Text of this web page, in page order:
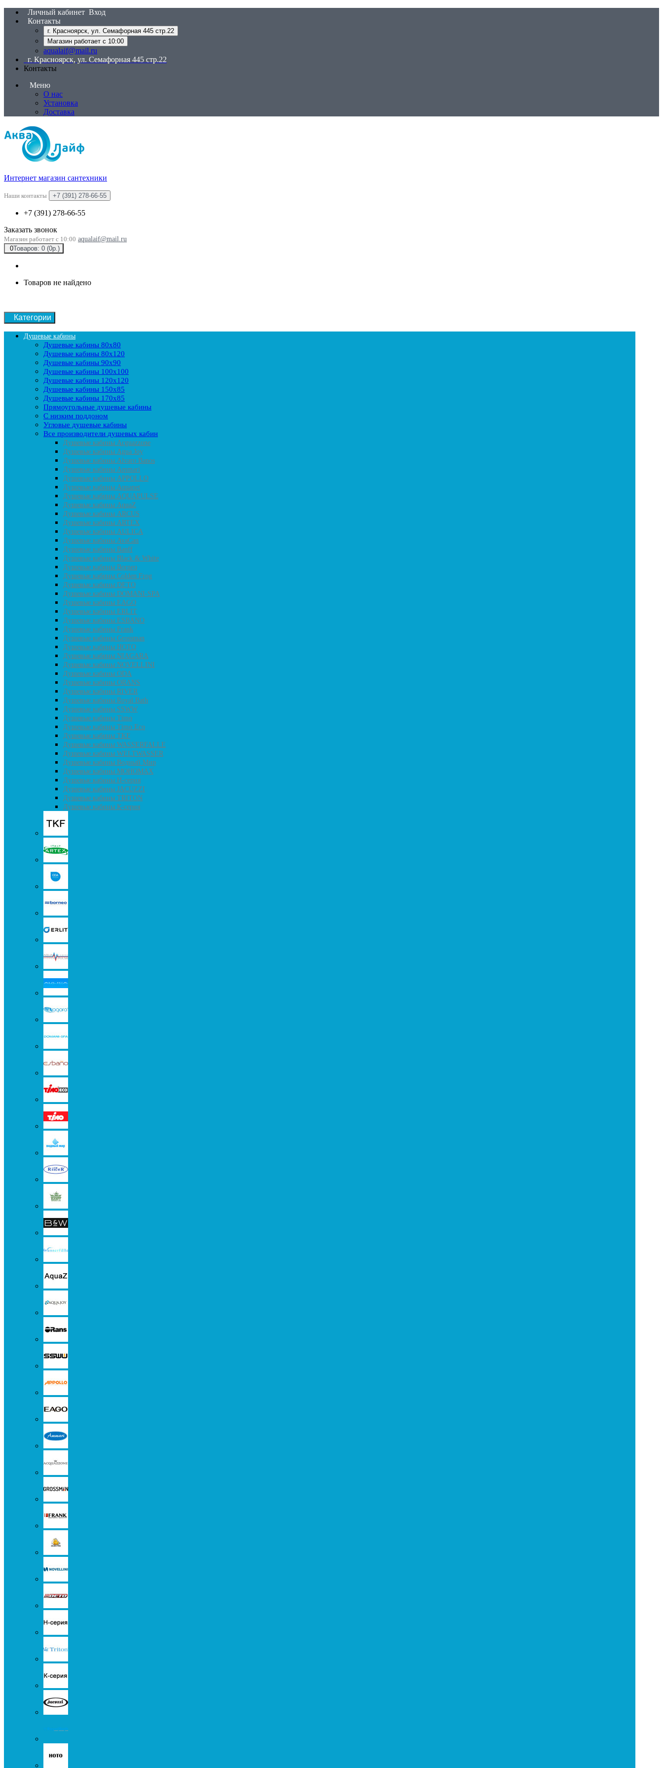
Личный кабинет Вход
Контакты
г. Красноярск, ул. Семафорная 445 стр.22
Магазин работает с 10:00
aqualaif@mail.ru
г. Красноярск, ул. Семафорная 445 стр.22
Контакты
Меню
О нас
Установка
Доставка
Интернет магазин сантехники
Наши контакты +7 (391) 278-66-55
+7 (391) 278-66-55
Заказать звонок
Магазин работает с 10:00 aqualaif@mail.ru
0Товаров: 0 (0р.)
Товаров не найдено
Категории
Душевые кабины
Душевые кабины 80x80
Душевые кабины 80x120
Душевые кабины 90х90
Душевые кабины 100x100
Душевые кабины 120x120
Душевые кабины 150x85
Душевые кабины 170x85
Прямоугольные душевые кабины
С низким поддоном
Угловые душевые кабины
Все производители душевых кабин
Душевые кабины Acguazzone
Душевые кабины Agua Joy
Душевые кабины Alvaro Banos
Душевые кабины Ammari
Душевые кабины APPOLLO
Душевые кабины Aquanet
Душевые кабины AQUAPULSE
Душевые кабины AquaZ
Душевые кабины ARCUS
Душевые кабины ARTEX
Душевые кабины AULICA
Душевые кабины AvaCan
Душевые кабины Banff
Душевые кабины Black & White
Душевые кабины Borneo
Душевые кабины Colden Frog
Душевые кабины DETO
Душевые кабины DOMANI-SPA
Душевые кабины EAGO
Душевые кабины ERLIT
Душевые кабины ESBANO
Душевые кабины Frank
Душевые кабины Grossman
Душевые кабины HOTO
Душевые кабины NIAGARA
Душевые кабины NOVELLINI
Душевые кабины ODA
Душевые кабины ORANS
Душевые кабины RIVER
Душевые кабины Royal Bath
Душевые кабины SSWW
Душевые кабины Timo
Душевые кабины Timo Eco
Душевые кабины TKF
Душевые кабины WASSERFALLE
Душевые кабины WELTWASSER
Душевые кабины Водный Мир
Душевые кабины МОНОМАХ
Душевые кабины H-серия
Душевые кабины JACUZZI
Душевые кабины TRITON
Душевые кабины К-серия